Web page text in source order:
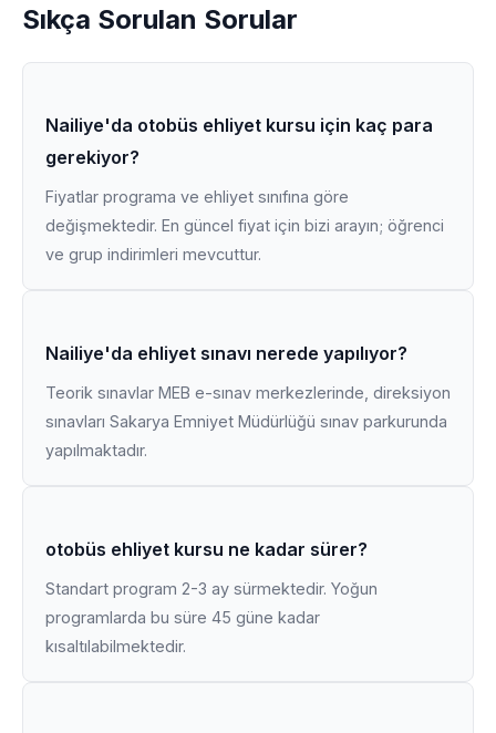
Sıkça Sorulan Sorular
Nailiye'da otobüs ehliyet kursu için kaç para
gerekiyor?
Fiyatlar programa ve ehliyet sınıfına göre
değişmektedir. En güncel fiyat için bizi arayın; öğrenci
ve grup indirimleri mevcuttur.
Nailiye'da ehliyet sınavı nerede yapılıyor?
Teorik sınavlar MEB e-sınav merkezlerinde, direksiyon
sınavları Sakarya Emniyet Müdürlüğü sınav parkurunda
yapılmaktadır.
otobüs ehliyet kursu ne kadar sürer?
Standart program 2-3 ay sürmektedir. Yoğun
programlarda bu süre 45 güne kadar
kısaltılabilmektedir.